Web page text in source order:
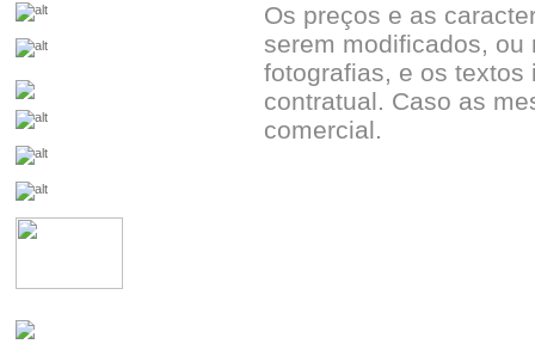
Os preços e as
serem modificados, ou
fotografias, e os
contratual. Caso as
comercial.